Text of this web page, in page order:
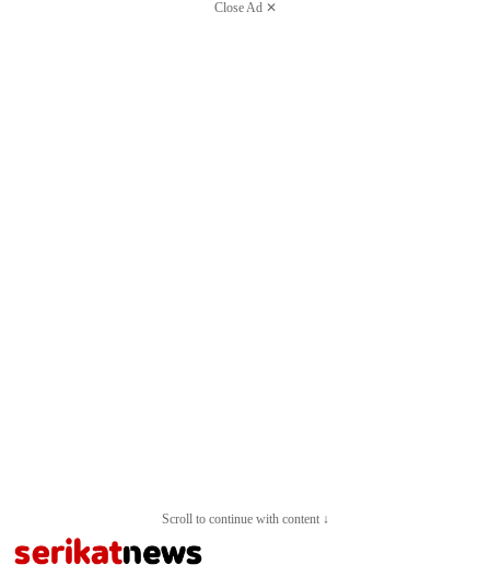
Close Ad ✕
Scroll to continue with content ↓